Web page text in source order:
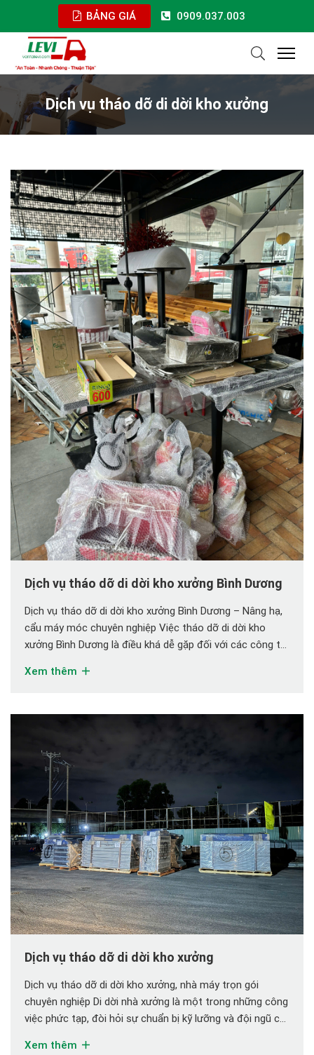
BẢNG GIÁ 0909.037.003
Dịch vụ tháo dỡ di dời kho xưởng
Dịch vụ tháo dỡ di dời kho xưởng Bình Dương
Dịch vụ tháo dỡ di dời kho xưởng Bình Dương – Nâng hạ,
cẩu máy móc chuyên nghiệp Việc tháo dỡ di dời kho
xưởng Bình Dương là điều khá dễ gặp đối với các công ty
nhiều giai đoạn, lớn mạnh dần quy […]
Xem thêm
Dịch vụ tháo dỡ di dời kho xưởng
Dịch vụ tháo dỡ di dời kho xưởng, nhà máy trọn gói
chuyên nghiệp Di dời nhà xưởng là một trong những công
việc phức tạp, đòi hỏi sự chuẩn bị kỹ lưỡng và đội ngũ có
khó khăn khi phải di dời toàn bộ hệ […]
Xem thêm